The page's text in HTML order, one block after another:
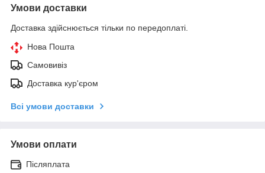
Умови доставки
Доставка здійснюється тільки по передоплаті.
Нова Пошта
Самовивіз
Доставка кур'єром
Всі умови доставки
Умови оплати
Післяплата